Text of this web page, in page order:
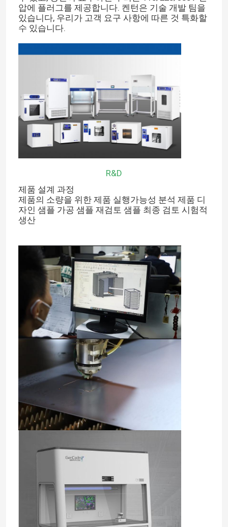
시험소 드라이어 오븐
항온 배양기
냉각 인큐베이터
내후성 챔버
층 흐름 내각
생물학적 안전 캐비닛
진공 건조기 오븐
궤도 진탕기 인큐베이터
이산화탄소 항온기
혐기성 인큐베이터
환경 테스트 챔버
혈소판 인큐베이터 교반기
머플 로
실험실 수조
압에 플러그를 제공합니다. 켄턴은 기술 개발 팀을
있습니다, 우리가 고객 요구 사항에 따른 것 특화할
수 있습니다.
R&D
제품 설계 과정
제품의 소량을 위한 제품 실행가능성 분석 제품 디
자인 샘플 가공 샘플 재검토 샘플 최종 검토 시험적
생산